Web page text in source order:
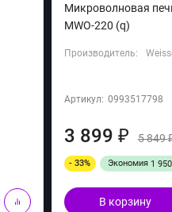
Микроволновая
MWO-220 (q)
Производитель:
Артикул: 0993517798
3 899 ₽ 5 849
- 33% Экономия 1 950
В корзину